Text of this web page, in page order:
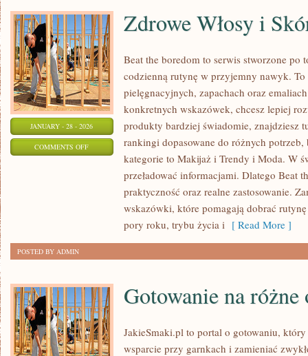
JANUARY - 28 - 2026
COMMENTS OFFON
Zdrowe Włosy i
Beat the boredom to serwis stworzone
codzienną rutynę w przyjemny nawyk.
pielęgnacyjnych, zapachach oraz
konkretnych wskazówek, chcesz lepiej
produkty bardziej świadomie, znajdziesz
rankingi dopasowane do różnych
kategorie to Makijaż i Trendy i Moda. W
przeładować informacjami. Dlatego Beat
praktyczność oraz realne zastosowanie.
wskazówki, które pomagają dobrać
pory roku, trybu życia i [ Read More ]
POSTED BY ADMIN
Gotowanie na różne
JakieSmaki.pl to portal o gotowaniu,
wsparcie przy garnkach i zamieniać